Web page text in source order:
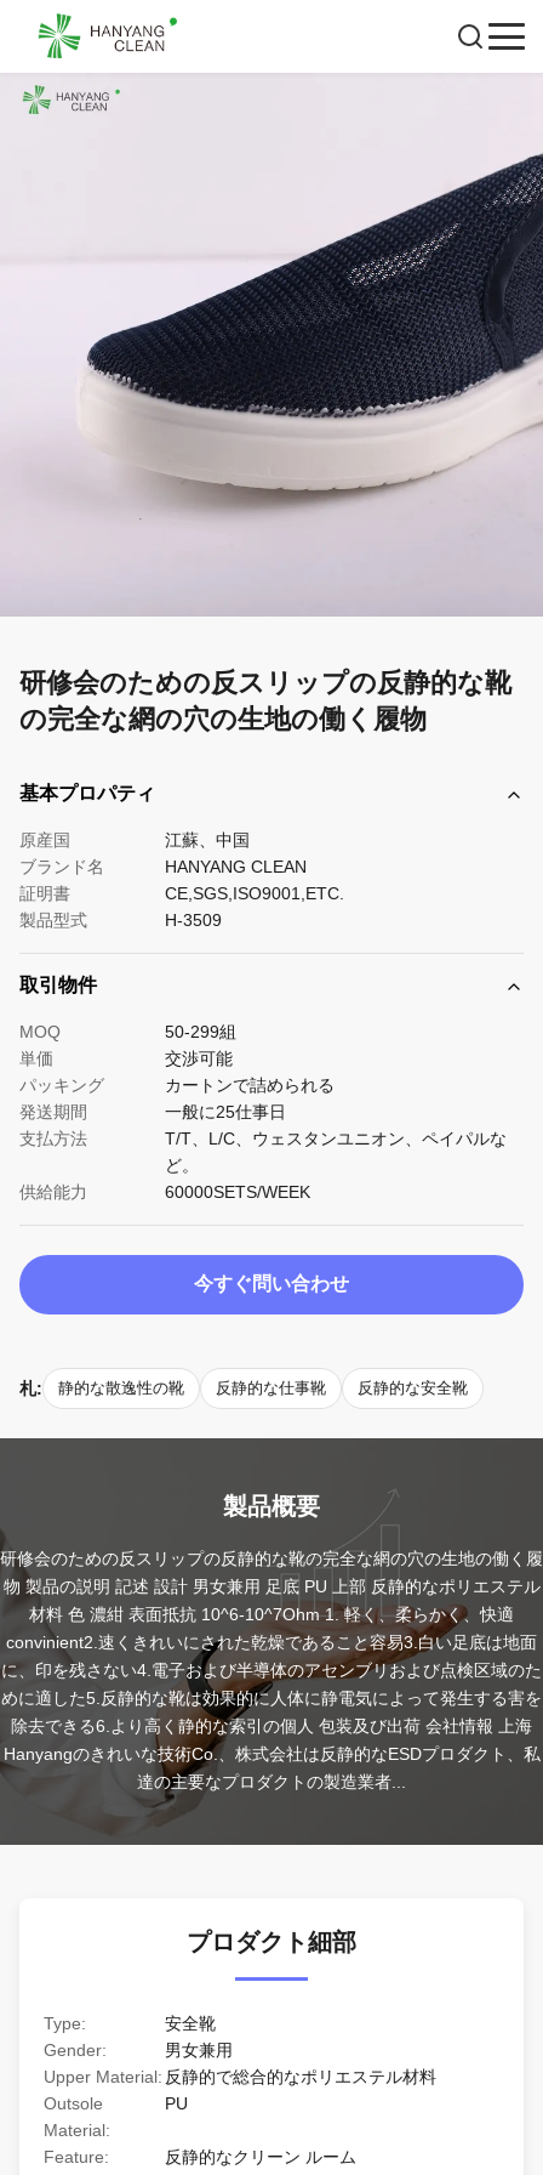
研修会のための反スリップの反静的な靴
の完全な網の穴の生地の働く履物
基本プロパティ
原産国
江蘇、中国
ブランド名
HANYANG CLEAN
証明書
CE,SGS,ISO9001,ETC.
製品型式
H-3509
取引物件
MOQ
50-299組
単価
交渉可能
パッキング
カートンで詰められる
発送期間
一般に25仕事日
支払方法
T/T、L/C、ウェスタンユニオン、ペイパルな
ど。
供給能力
60000SETS/WEEK
今すぐ問い合わせ
札: 静的な散逸性の靴 反静的な仕事靴 反静的な安全靴
製品概要
研修会のための反スリップの反静的な靴の完全な網の穴の生地の働く履
物 製品の説明 記述 設計 男女兼用 足底 PU 上部 反静的なポリエステル
材料 色 濃紺 表面抵抗 10^6-10^7Ohm 1. 軽く、柔らかく、快適
convinient2.速くきれいにされた乾燥であること容易3.白い足底は地面
に、印を残さない4.電子および半導体のアセンブリおよび点検区域のた
めに適した5.反静的な靴は効果的に人体に静電気によって発生する害を
除去できる6.より高く静的な索引の個人 包装及び出荷 会社情報 上海
Hanyangのきれいな技術Co.、株式会社は反静的なESDプロダクト、私
達の主要なプロダクトの製造業者...
プロダクト細部
Type:
安全靴
Gender:
男女兼用
Upper Material: 反静的で総合的なポリエステル材料
Outsole
Material:
PU
Feature:
反静的なクリーン ルーム